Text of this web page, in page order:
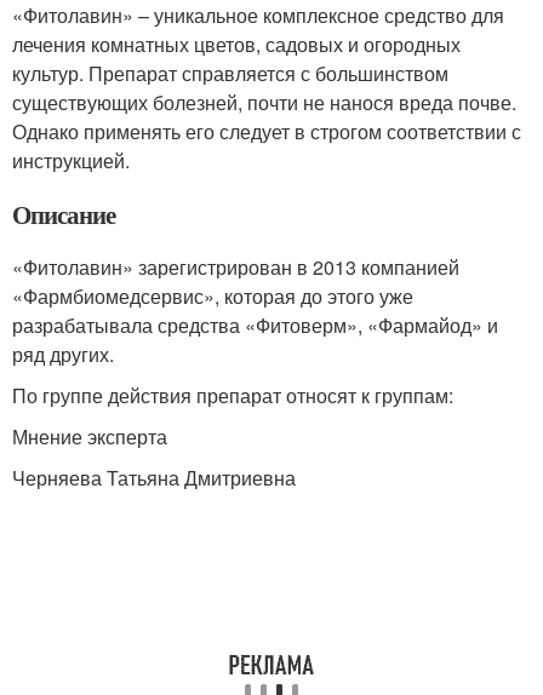
«Фитолавин» – уникальное комплексное средство для
лечения комнатных цветов, садовых и огородных
культур. Препарат справляется с большинством
существующих болезней, почти не нанося вреда почве.
Однако применять его следует в строгом соответствии с
инструкцией.
Описание
«Фитолавин» зарегистрирован в 2013 компанией
«Фармбиомедсервис», которая до этого уже
разрабатывала средства «Фитоверм», «Фармайод» и
ряд других.
По группе действия препарат относят к группам:
Мнение эксперта
Черняева Татьяна Дмитриевна